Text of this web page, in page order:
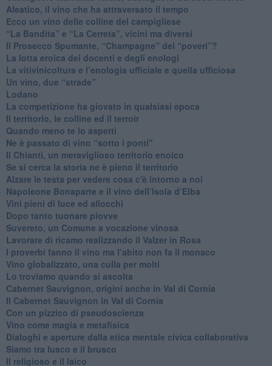
Aleatico, il vino che ha attraversato il tempo
Ecco un vino delle colline del campigliese
“La Bandita” e “La Cerreta”, vicini ma diversi
​Il Prosecco Spumante, “Champagne” dei “poveri”?
​La lotta eroica dei docenti e degli enologi
​La vitivinicoltura e l’enologia ufficiale e quella ufficiosa
​Un vino, due “strade”
Lodano
​La competizione ha giovato in qualsiasi epoca
Il territorio, le colline ed il terroir
Quando meno te lo aspetti
​Ne è passato di vino “sotto i ponti"
​Il Chianti, un meraviglioso territorio enoico
​Se si cerca la storia ne è pieno il territorio
Alzare le testa per vedere cosa c'è intorno a noi
​Napoleone Bonaparte e il vino dell’Isola d’Elba
Vini pieni di luce ed allocchi
Dopo tanto tuonare piovve
Suvereto, un Comune a vocazione vinosa
Lavorare di ricamo realizzando il Valzer in Rosa
​I proverbi fanno il vino ma l’abito non fa il monaco
Vino globalizzato, una culla per molti
Lo troviamo quando si ascolta
Cabernet Sauvignon, origini anche in Val di Cornia
Il Cabernet Sauvignon in Val di Cornia
Con un pizzico di pseudoscienza
​Vino come magia e metafisica
Dialoghi e aperture dalla etica mentale civica collaborativa
Siamo tra lusco e il brusco
Il religioso e il laico